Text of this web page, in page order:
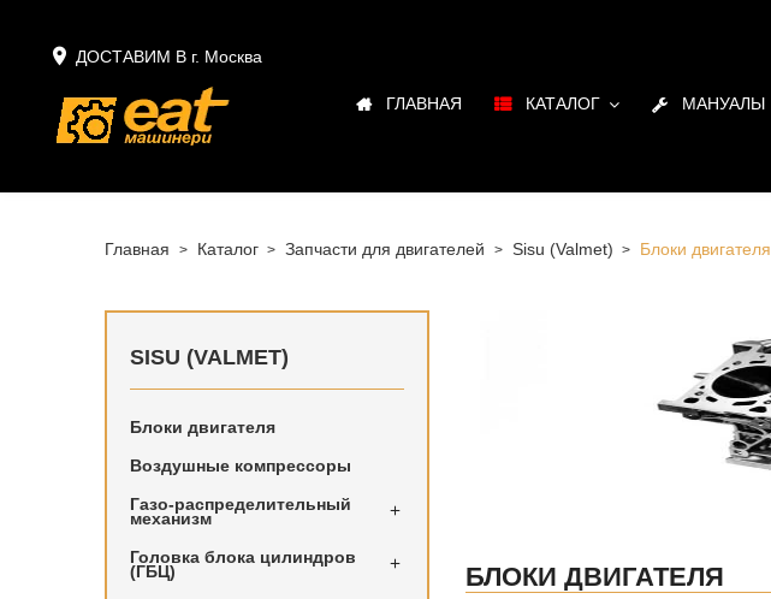
 ДОСТАВИМ В г. Москва
ГЛАВНАЯ КАТАЛОГ МАНУАЛЫ
Главная Каталог Запчасти для двигателей Sisu (Valmet) Блоки двигателя
SISU (VALMET)
Блоки двигателя
Воздушные компрессоры
Газо-распределительный
механизм 
Головка блока цилиндров
(ГБЦ) 
Блоки двигателя для Sisu (Valmet)
БЛОКИ ДВИГАТЕЛЯ